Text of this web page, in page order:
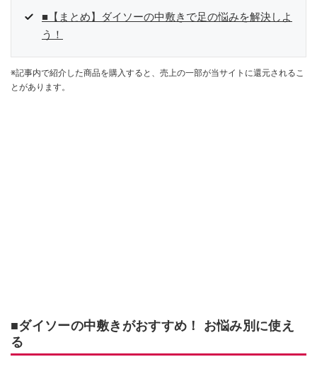
■【まとめ】ダイソーの中敷きで足の悩みを解決しよ
う！
※記事内で紹介した商品を購入すると、売上の一部が当サイトに還元されるこ
とがあります。
■ダイソーの中敷きがおすすめ！ お悩み別に使え
る